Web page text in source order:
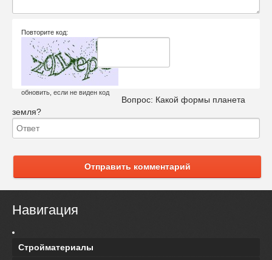
Повторите код:
обновить, если не виден код
Вопрос: Какой формы планета
земля?
Отправить комментарий
Навигация
Стройматериалы